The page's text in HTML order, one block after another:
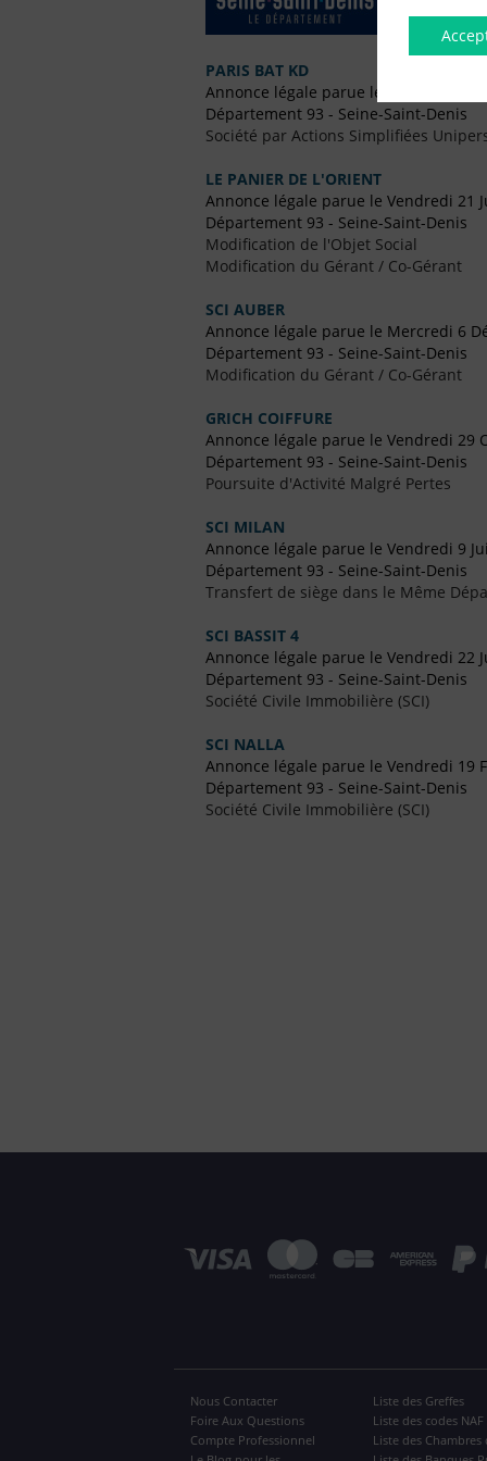
PARIS BAT KD
Annonce légale parue le Mardi 17 Mars
Département 93 - Seine-Saint-Denis
Société par Actions Simplifiées
LE PANIER DE L'ORIENT
Annonce légale parue le Vendredi 21
Département 93 - Seine-Saint-Denis
Modification de l'Objet Social
Modification du Gérant / Co-Gérant
SCI AUBER
Annonce légale parue le Mercredi 6
Département 93 - Seine-Saint-Denis
Modification du Gérant / Co-Gérant
GRICH COIFFURE
Annonce légale parue le Vendredi 29
Département 93 - Seine-Saint-Denis
Poursuite d'Activité Malgré Pertes
SCI MILAN
Annonce légale parue le Vendredi 9
Département 93 - Seine-Saint-Denis
Transfert de siège dans le Même
SCI BASSIT 4
Annonce légale parue le Vendredi 22
Département 93 - Seine-Saint-Denis
Société Civile Immobilière (SCI)
SCI NALLA
Annonce légale parue le Vendredi 19
Département 93 - Seine-Saint-Denis
Société Civile Immobilière (SCI)
Nous Contacter
Foire Aux Questions
Compte Professionnel
Liste des Greffes
Liste des codes NAF
Liste des